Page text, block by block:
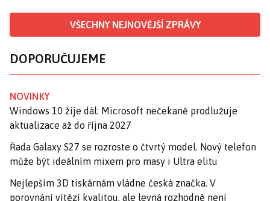
VŠECHNY NEJNOVĚJŠÍ ZPRÁVY
DOPORUČUJEME
NOVINKY
Windows 10 žije dál: Microsoft nečekaně prodlužuje
aktualizace až do října 2027
Řada Galaxy S27 se rozroste o čtvrtý model. Nový telefon
může být ideálním mixem pro masy i Ultra elitu
Nejlepším 3D tiskárnám vládne česká značka. V
porovnání vítězí kvalitou, ale levná rozhodně není